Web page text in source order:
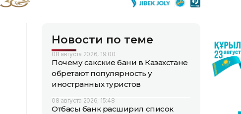
Новости по теме
08 августа 2026, 19:00
Почему сакские бани в Казахстане
обретают популярность у
иностранных туристов
08 августа 2026, 15:48
Отбасы банк расширил список